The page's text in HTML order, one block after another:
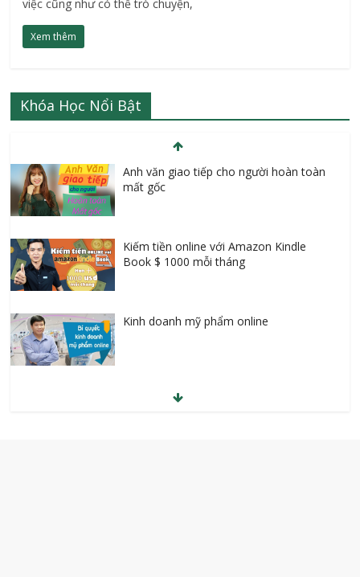
việc cũng như có thể trò chuyện,
Xem thêm
Khóa Học Nổi Bật
Anh văn giao tiếp cho người hoàn toàn
mất gốc
Kiếm tiền online với Amazon Kindle
Book $ 1000 mỗi tháng
Kinh doanh mỹ phẩm online
Kiếm tiền Youtube từ quảng cáo